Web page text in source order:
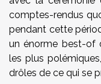
comptes-rendus
pendant cette
un énorme best-of
les plus
drôles de ce qui se